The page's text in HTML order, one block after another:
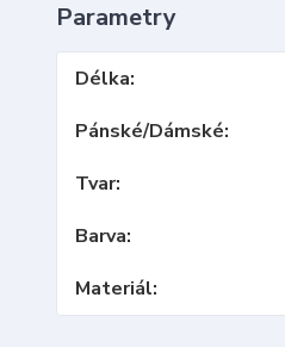
Parametry
Délka
Pánské/Dámské
Tvar
Barva
Materiál